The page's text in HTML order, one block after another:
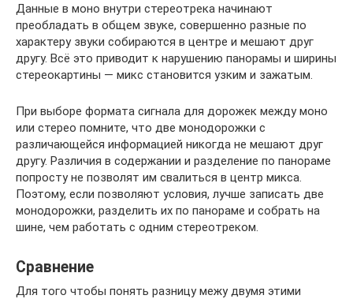
Данные в моно внутри стереотрека начинают
преобладать в общем звуке, совершенно разные по
характеру звуки собираются в центре и мешают друг
другу. Всё это приводит к нарушению панорамы и ширины
стереокартины — микс становится узким и зажатым.
При выборе формата сигнала для дорожек между моно
или стерео помните, что две монодорожки с
различающейся информацией никогда не мешают друг
другу. Различия в содержании и разделение по панораме
попросту не позволят им свалиться в центр микса.
Поэтому, если позволяют условия, лучше записать две
монодорожки, разделить их по панораме и собрать на
шине, чем работать с одним стереотреком.
Сравнение
Для того чтобы понять разницу межу двумя этими